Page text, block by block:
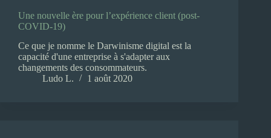
Une nouvelle ère pour l’expérience client (post-
COVID-19)
Ce que je nomme le Darwinisme digital est la
capacité d'une entreprise à s'adapter aux
changements des consommateurs.
Ludo L.
1 août 2020